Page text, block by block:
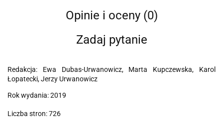
Opinie i oceny (0)
Zadaj pytanie
Redakcja: Ewa Dubas-Urwanowicz, Marta Kupczewska, Karol
Łopatecki, Jerzy Urwanowicz
Rok wydania: 2019
Liczba stron: 726